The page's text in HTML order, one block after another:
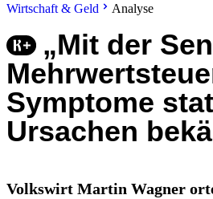
Wirtschaft & Geld
Analyse
„Mit der
Symptome
Ursachen
Volkswirt Martin Wagner